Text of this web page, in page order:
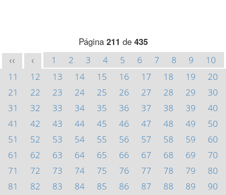
Página 211 de 435
<< < 1 2 3 4 5 6 7 8 9
10
11
12 13 14 15 16 17 18 19
20
21
22 23 24 25 26 27 28 29
30
31
32 33 34 35 36 37 38 39
40
41
42 43 44 45 46 47 48 49
50
51
52 53 54 55 56 57 58 59
60
61
62 63 64 65 66 67 68 69
70
71
72 73 74 75 76 77 78 79
80
81
82 83 84 85 86 87 88 89
90